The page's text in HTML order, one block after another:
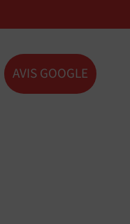
AVIS GOOGLE